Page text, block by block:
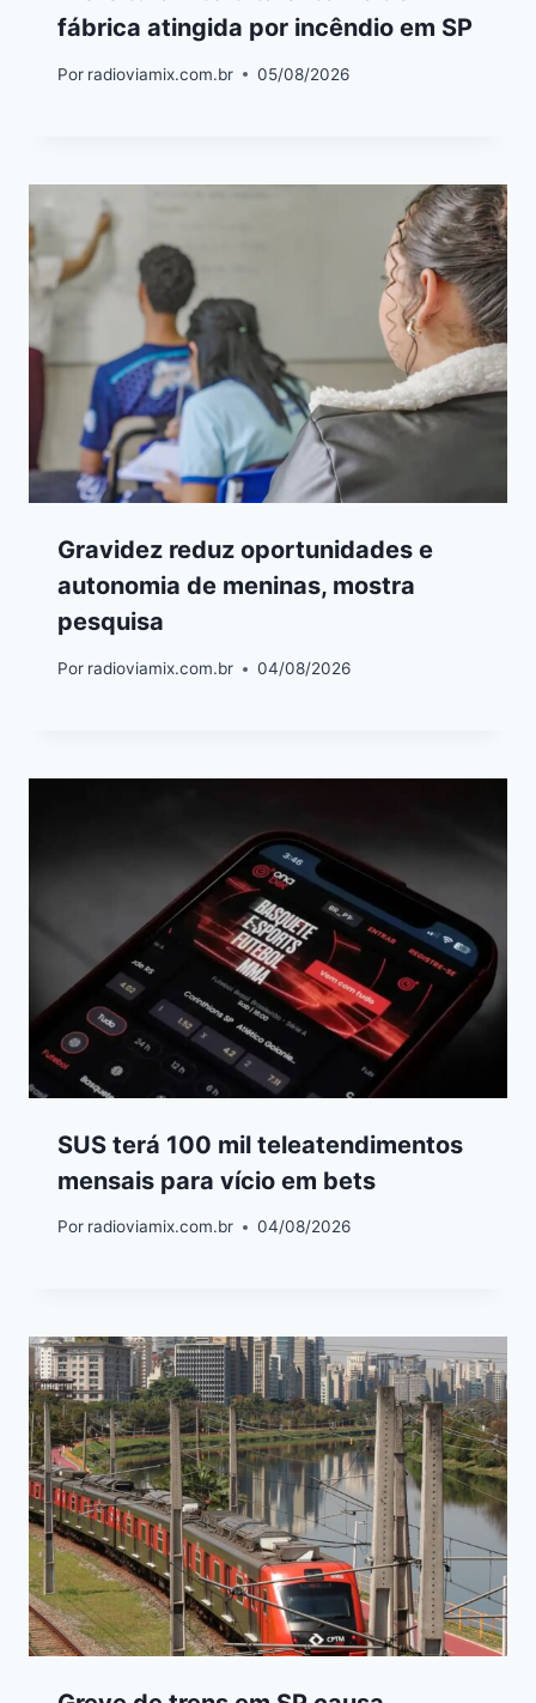
fábrica atingida por incêndio em SP
Por radioviamix.com.br 05/08/2026
Gravidez reduz oportunidades e
autonomia de meninas, mostra
pesquisa
Por radioviamix.com.br 04/08/2026
SUS terá 100 mil teleatendimentos
mensais para vício em bets
Por radioviamix.com.br 04/08/2026